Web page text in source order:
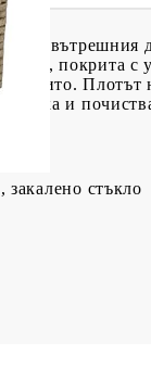
на
покрита
и
стъкло